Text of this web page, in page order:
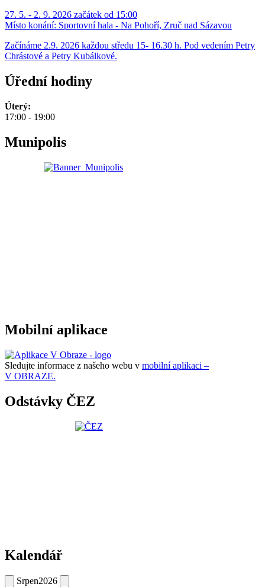
27. 5. - 2. 9. 2026 začátek od 15:00
Místo konání: Sportovní hala - Na Pohoří, Zruč nad Sázavou
Začínáme 2.9. 2026 každou středu 15- 16.30 h. Pod vedením Petry
Chrástové a Petry Kubálkové.
Úřední hodiny
Úterý:
17:00 - 19:00
Munipolis
Mobilní aplikace
Sledujte informace z našeho webu v mobilní aplikaci –
V OBRAZE.
Odstávky ČEZ
Kalendář
Srpen2026